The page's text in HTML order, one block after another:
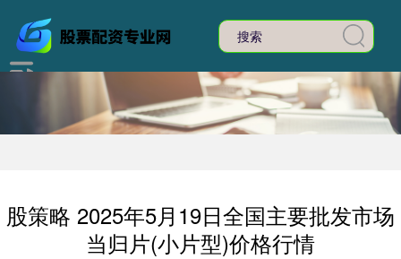
股策略 2025年5月19日全国主要批发市场
当归片(小片型)价格行情